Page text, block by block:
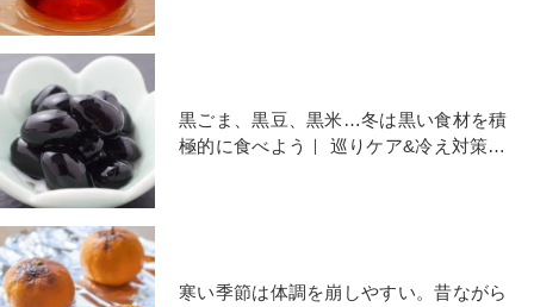
黒ごま、黒豆、黒米…冬は黒い食材を積
極的に食べよう｜ 巡りケア&冷え対策に
寒い季節は体調を崩しやすい。昔ながら